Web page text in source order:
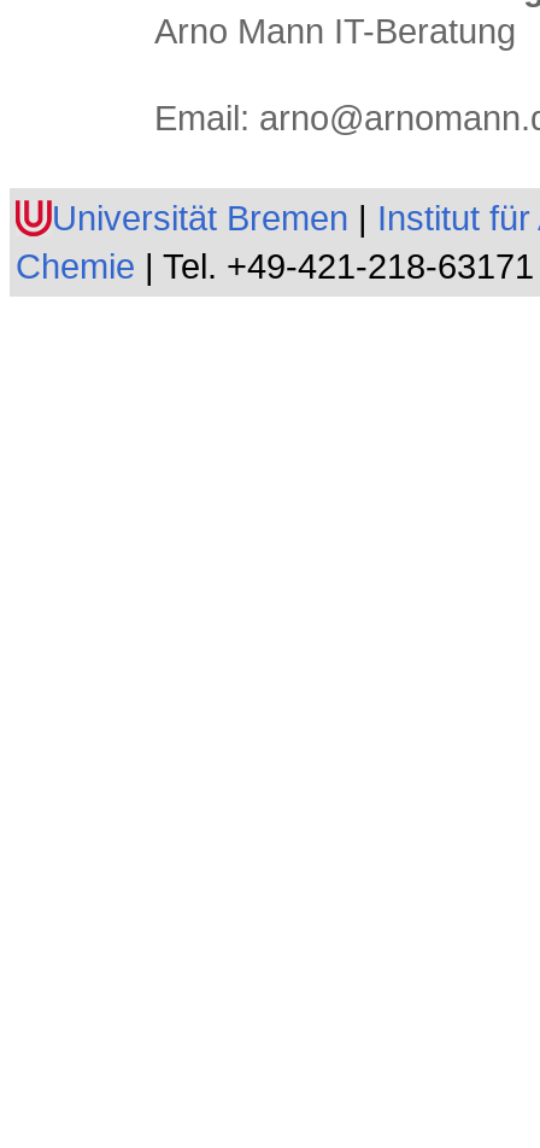
Arno Mann IT-Beratung
Email: arno@arnomann.
Universität Bremen | Institut
Chemie | Tel. +49-421-218-